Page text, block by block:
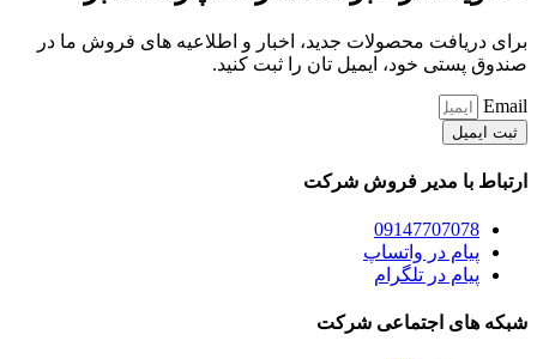
برای دریافت محصولات جدید، اخبار و اطلاعیه های فروش ما در
صندوق پستی خود، ایمیل تان را ثبت کنید.
Email
ثبت ایمیل
ارتباط با مدیر فروش شرکت
09147707078
پیام در واتساپ
پیام در تلگرام
شبکه های اجتماعی شرکت